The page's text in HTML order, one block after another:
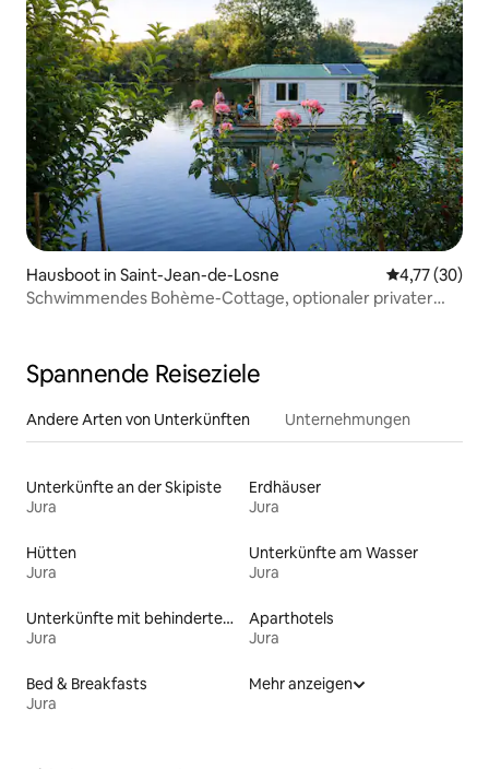
Hausboot in Saint-Jean-de-Losne
4,77 (30)
Schwimmendes Bohème-Cottage, optionaler privater
Spannende Reiseziele
Andere Arten von Unterkünften Unternehmungen
Unterkünfte an der Skipiste
Jura
Erdhäuser
Jura
Hütten
Jura
Unterkünfte am Wasser
Jura
Unterkünfte mit behindertengerechtem Bett
Jura
Aparthotels
Jura
Bed & Breakfasts
Jura
Mehr anzeigen